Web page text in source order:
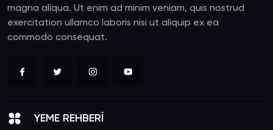
magna aliqua. Ut enim ad minim veniam, quis nostrud
exercitation ullamco laboris nisi ut aliquip ex ea
commodo consequat.
YEME REHBERİ